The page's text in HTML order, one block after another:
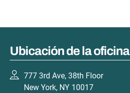
Ubicación de la oficina
777 3rd Ave, 38th Floor
New York, NY 10017